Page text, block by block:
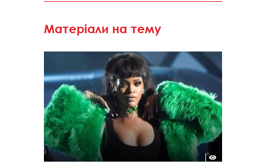
Матеріали на тему